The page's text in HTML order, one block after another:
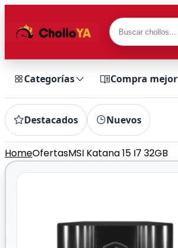
Categorías Compra mejor
Destacados Nuevos
HomeOfertasMSI Katana 15 I7 32GB